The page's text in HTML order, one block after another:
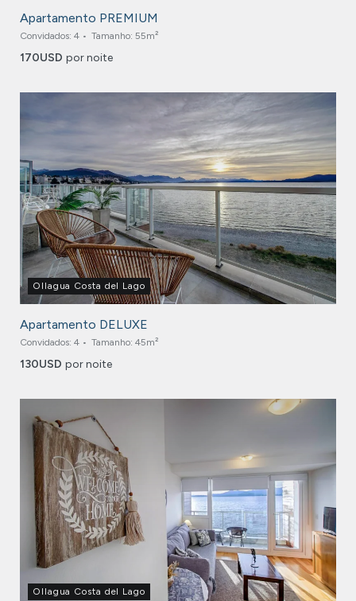
Apartamento PREMIUM
Convidados: 4 Tamanho: 55m²
170USD por noite
Ollagua Costa del Lago
Apartamento DELUXE
Convidados: 4 Tamanho: 45m²
130USD por noite
Ollagua Costa del Lago